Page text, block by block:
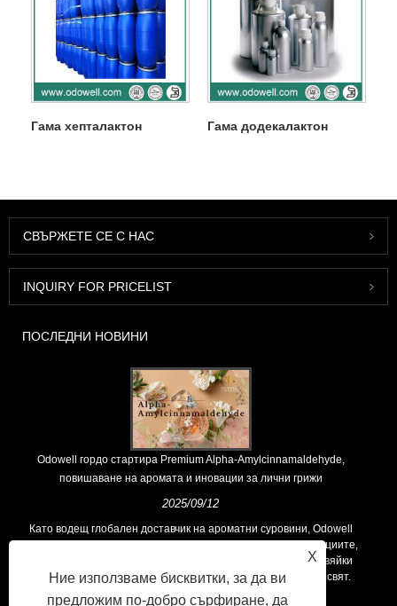
Гама хепталактон Гама додекалактон
СВЪРЖЕТЕ СЕ С НАС
INQUIRY FOR PRICELIST
ПОСЛЕДНИ НОВИНИ
Odowell гордо стартира Premium Alpha-Amylcinnamaldehyde,
повишаване на аромата и иновации за лични грижи
2025/09/12
Като водещ глобален доставчик на ароматни суровини, Odowell
поддържа основна философия на „ориентирана към иновациите,
фокусирани върху качеството“, последователно предоставяйки
превъзходни решения за аромати на клиентите по целия свят.
X
Ние използваме бисквитки, за да ви
предложим по-добро сърфиране, да